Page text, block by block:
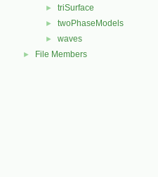
► triSurface
► twoPhaseModels
► waves
► File Members